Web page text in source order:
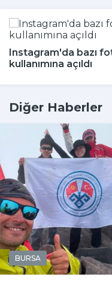
Instagram'da bazı
kullanımına açıldı
Diğer Haberler
BURSA